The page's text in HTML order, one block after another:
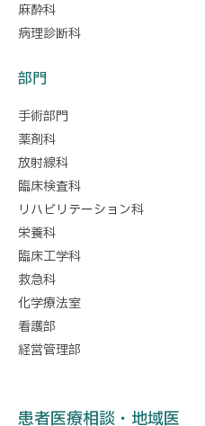
麻酔科
病理診断科
部門
手術部門
薬剤科
放射線科
臨床検査科
リハビリテーション科
栄養科
臨床工学科
救急科
化学療法室
看護部
経営管理部
患者医療相談・地域医